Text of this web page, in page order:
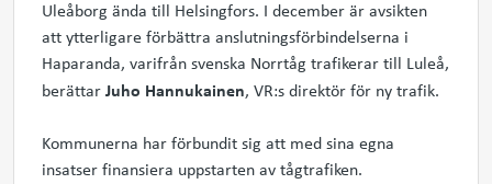
Uleåborg ända till Helsingfors. I december är avsikten
att ytterligare förbättra anslutningsförbindelserna i
Haparanda, varifrån svenska Norrtåg trafikerar till Luleå,
berättarJuho Hannukainen, VR:s direktör för ny trafik.
Kommunerna har förbundit sig att med sina egna
insatser finansiera uppstarten av tågtrafiken.